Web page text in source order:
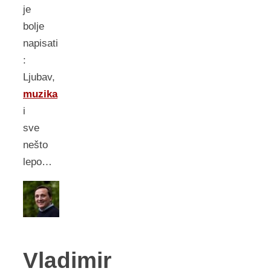
je
bolje
napisati
:
Ljubav,
muzika
i
sve
nešto
lepo…
Vladimir